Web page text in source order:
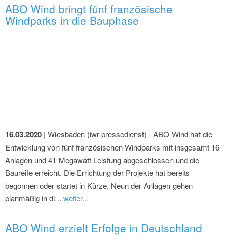
ABO Wind bringt fünf französische
Windparks in die Bauphase
16.03.2020 | Wiesbaden (iwr-pressedienst) - ABO Wind hat die
Entwicklung von fünf französischen Windparks mit insgesamt 16
Anlagen und 41 Megawatt Leistung abgeschlossen und die
Baureife erreicht. Die Errichtung der Projekte hat bereits
begonnen oder startet in Kürze. Neun der Anlagen gehen
planmäßig in di... weiter...
ABO Wind erzielt Erfolge in Deutschland